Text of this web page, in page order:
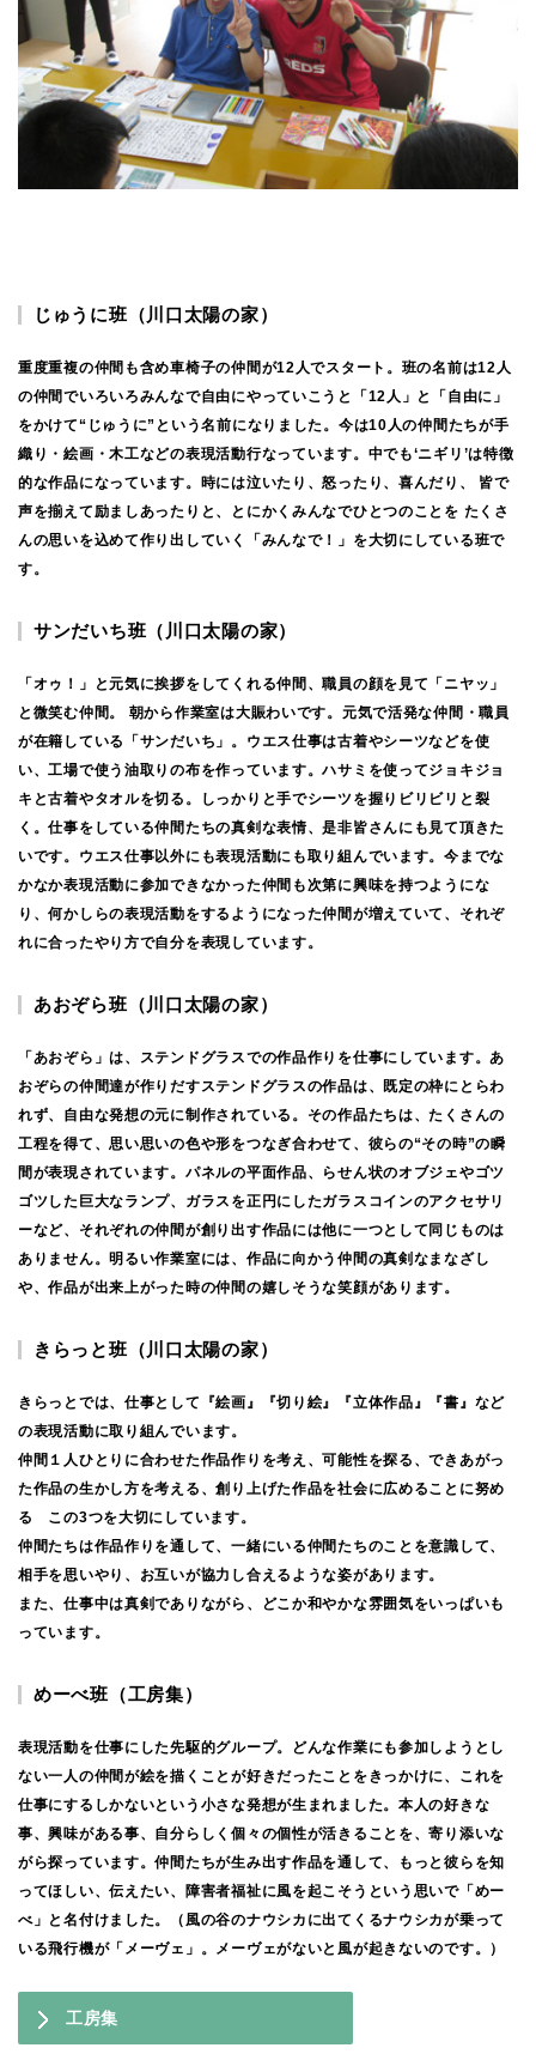
じゅうに班（川口太陽の家）
重度重複の仲間も含め車椅子の仲間が12人でスタート。班の名前は12人
の仲間でいろいろみんなで自由にやっていこうと「12人」と「自由に」
をかけて“じゅうに”という名前になりました。今は10人の仲間たちが手
織り・絵画・木工などの表現活動行なっています。中でも‘ニギリ’は特徴
的な作品になっています。時には泣いたり、怒ったり、喜んだり、 皆で
声を揃えて励ましあったりと、とにかくみんなでひとつのことを たくさ
んの思いを込めて作り出していく「みんなで！」を大切にしている班で
す。
サンだいち班（川口太陽の家）
「オゥ！」と元気に挨拶をしてくれる仲間、職員の顔を見て「ニヤッ」
と微笑む仲間。 朝から作業室は大賑わいです。元気で活発な仲間・職員
が在籍している「サンだいち」。ウエス仕事は古着やシーツなどを使
い、工場で使う油取りの布を作っています。ハサミを使ってジョキジョ
キと古着やタオルを切る。しっかりと手でシーツを握りビリビリと裂
く。仕事をしている仲間たちの真剣な表情、是非皆さんにも見て頂きた
いです。ウエス仕事以外にも表現活動にも取り組んでいます。今までな
かなか表現活動に参加できなかった仲間も次第に興味を持つようにな
り、何かしらの表現活動をするようになった仲間が増えていて、それぞ
れに合ったやり方で自分を表現しています。
あおぞら班（川口太陽の家）
「あおぞら」は、ステンドグラスでの作品作りを仕事にしています。あ
おぞらの仲間達が作りだすステンドグラスの作品は、既定の枠にとらわ
れず、自由な発想の元に制作されている。その作品たちは、たくさんの
工程を得て、思い思いの色や形をつなぎ合わせて、彼らの“その時”の瞬
間が表現されています。パネルの平面作品、らせん状のオブジェやゴツ
ゴツした巨大なランプ、ガラスを正円にしたガラスコインのアクセサリ
ーなど、それぞれの仲間が創り出す作品には他に一つとして同じものは
ありません。明るい作業室には、作品に向かう仲間の真剣なまなざし
や、作品が出来上がった時の仲間の嬉しそうな笑顔があります。
きらっと班（川口太陽の家）
きらっとでは、仕事として『絵画』『切り絵』『立体作品』『書』など
の表現活動に取り組んでいます。
仲間１人ひとりに合わせた作品作りを考え、可能性を探る、できあがっ
た作品の生かし方を考える、創り上げた作品を社会に広めることに努め
る この3つを大切にしています。
仲間たちは作品作りを通して、一緒にいる仲間たちのことを意識して、
相手を思いやり、お互いが協力し合えるような姿があります。
また、仕事中は真剣でありながら、どこか和やかな雰囲気をいっぱいも
っています。
めーべ班（工房集）
表現活動を仕事にした先駆的グループ。どんな作業にも参加しようとし
ない一人の仲間が絵を描くことが好きだったことをきっかけに、これを
仕事にするしかないという小さな発想が生まれました。本人の好きな
事、興味がある事、自分らしく個々の個性が活きることを、寄り添いな
がら探っています。仲間たちが生み出す作品を通して、もっと彼らを知
ってほしい、伝えたい、障害者福祉に風を起こそうという思いで「めー
べ」と名付けました。（風の谷のナウシカに出てくるナウシカが乗って
いる飛行機が「メーヴェ」。メーヴェがないと風が起きないのです。）
工房集